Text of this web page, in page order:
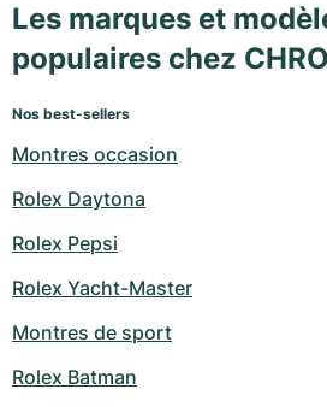
Les marques et
populaires chez
Nos best-sellers
Montres occasion
Rolex Daytona
Rolex Pepsi
Rolex Yacht-Master
Montres de sport
Rolex Batman